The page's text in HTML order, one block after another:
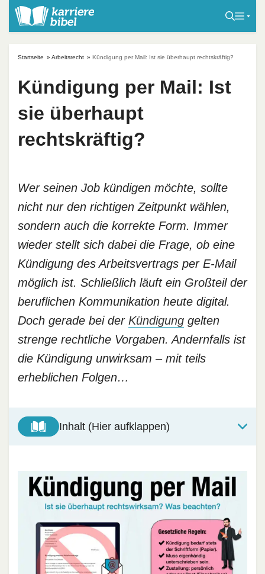
Startseite » Arbeitsrecht » Kündigung per Mail: Ist sie überhaupt rechtskräftig?
Kündigung per Mail: Ist
sie überhaupt
rechtskräftig?
Wer seinen Job kündigen möchte, sollte
nicht nur den richtigen Zeitpunkt wählen,
sondern auch die korrekte Form. Immer
wieder stellt sich dabei die Frage, ob eine
Kündigung des Arbeitsvertrags per E-Mail
möglich ist. Schließlich läuft ein Großteil der
beruflichen Kommunikation heute digital.
Doch gerade bei der Kündigung gelten
strenge rechtliche Vorgaben. Andernfalls ist
die Kündigung unwirksam – mit teils
erheblichen Folgen…
Inhalt (Hier aufklappen)